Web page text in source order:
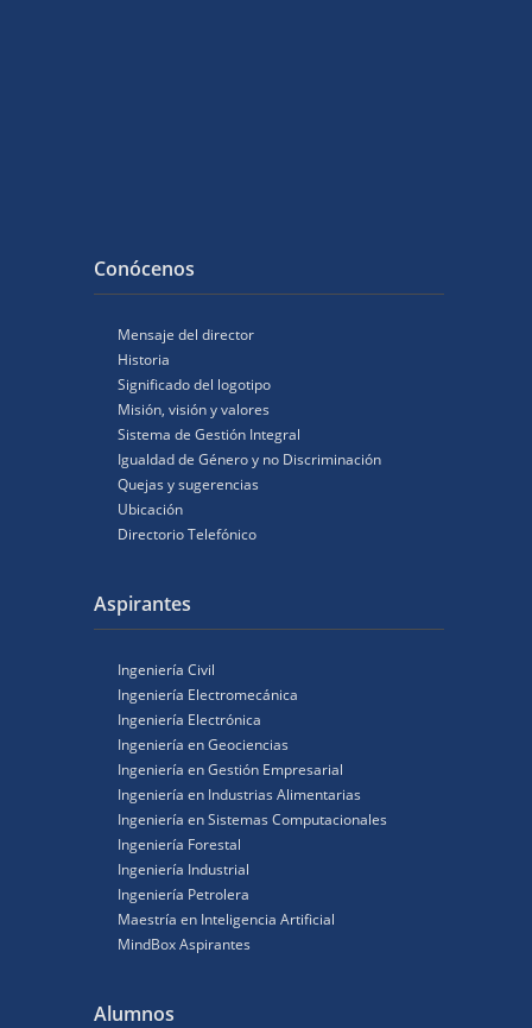
Conócenos
Mensaje del director
Historia
Significado del logotipo
Misión, visión y valores
Sistema de Gestión Integral
Igualdad de Género y no Discriminación
Quejas y sugerencias
Ubicación
Directorio Telefónico
Aspirantes
Ingeniería Civil
Ingeniería Electromecánica
Ingeniería Electrónica
Ingeniería en Geociencias
Ingeniería en Gestión Empresarial
Ingeniería en Industrias Alimentarias
Ingeniería en Sistemas Computacionales
Ingeniería Forestal
Ingeniería Industrial
Ingeniería Petrolera
Maestría en Inteligencia Artificial
MindBox Aspirantes
Alumnos